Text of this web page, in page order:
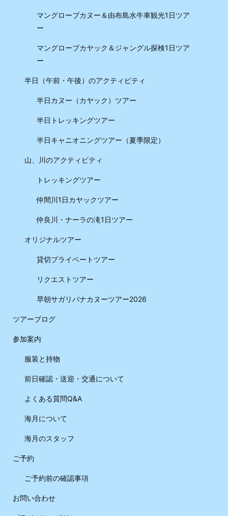
マングローブカヌー＆由布島水牛車観光1日ツア
ー
マングローブカヤック＆ジャングル探検1日ツア
ー
半日（午前・午後）のアクティビティ
半日カヌー（カヤック）ツアー
半日トレッキングツアー
半日キャニオニングツアー（夏季限定）
山、川のアクティビティ
トレッキングツアー
仲間川1日カヤックツアー
仲良川・ナーラの滝1日ツアー
オリジナルツアー
貸切プライベートツアー
リクエストツアー
早朝サガリバナカヌーツアー2026
ツアーブログ
参加案内
服装と持物
前日確認・送迎・交通について
よくある質問Q&A
海月について
海月のスタッフ
ご予約
ご予約前の確認事項
お問い合わせ